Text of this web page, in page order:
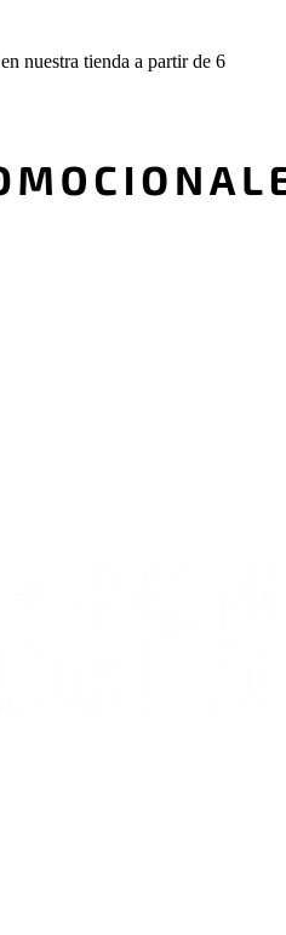
en nuestra tienda a partir de 6